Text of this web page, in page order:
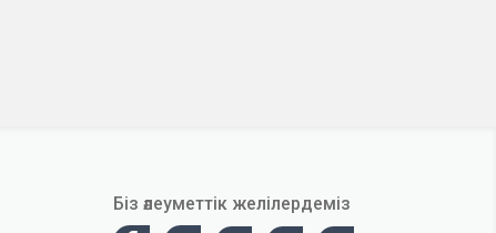
Біз әлеуметтік желілердеміз